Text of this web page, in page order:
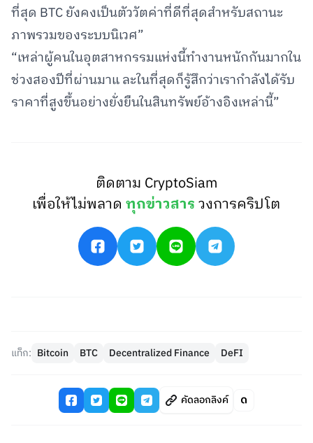
ที่สุด BTC ยังคงเป็นตัววัตค่าที่ดีที่สุดสำหรับสถานะ
ภาพรวมของระบบนิเวศ”
“เหล่าผู้คนในอุตสาหกรรมแห่งนี้ทำงานหนักกันมากใน
ช่วงสองปีที่ผ่านมาแ ละในที่สุดก็รู้สึกว่าเรากำลังได้รับ
ราคาที่สูงขึ้นอย่างยั่งยืนในสินทรัพย์อ้างอิงเหล่านี้”
ติดตาม CryptoSiam
เพื่อให้ไม่พลาดทุกข่าวสารวงการคริปโต
แท็ก: Bitcoin BTC Decentralized Finance DeFI
คัดลอกลิงค์